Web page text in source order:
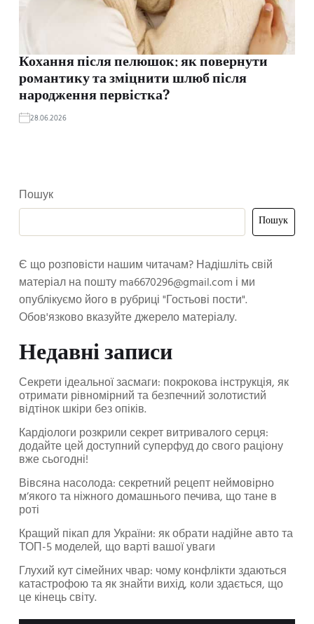
Кохання після пелюшок: як повернути
романтику та зміцнити шлюб після
народження первістка?
28.06.2026
Пошук
Пошук
Є що розповісти нашим читачам? Надішліть свій
матеріал на поштуma6670296@gmail.com і ми
опублікуємо його в рубриці "Гостьові пости".
Обов'язково вказуйте джерело матеріалу.
Недавні записи
Секрети ідеальної засмаги: покрокова інструкція, як
отримати рівномірний та безпечний золотистий
відтінок шкіри без опіків.
Кардіологи розкрили секрет витривалого серця:
додайте цей доступний суперфуд до свого раціону
вже сьогодні!
Вівсяна насолода: секретний рецепт неймовірно
м’якого та ніжного домашнього печива, що тане в
роті
Кращий пікап для України: як обрати надійне авто та
ТОП-5 моделей, що варті вашої уваги
Глухий кут сімейних чвар: чому конфлікти здаються
катастрофою та як знайти вихід, коли здається, що
це кінець світу.